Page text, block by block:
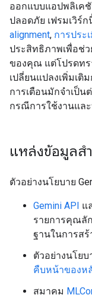
ออกแบบแอปพลิเคชั
ปลอดภัย เฟรมเวิร์
alignment, การประ
ประสิทธิภาพเพื่อช่
ของคุณ แต่โปรดทร
เปลี่ยนแปลงเพิ่มเติ
การเตือนมักจำเป็
กรณีการใช้งานและ
แหล่งข้อมูล
ตัวอย่างนโยบาย
Gemini API แ
รายการคุณลั
ฐานในการส
ตัวอย่างนโย
คืบหน้าของหลั
สมาคม